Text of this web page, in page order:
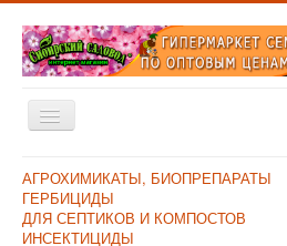
Включить/
выключить
Главная
Каталог
АГРОХИМИКАТЫ, БИОПРЕПАРАТЫ
ГЕРБИЦИДЫ
ДЛЯ СЕПТИКОВ И КОМПОСТОВ
ИНСЕКТИЦИДЫ